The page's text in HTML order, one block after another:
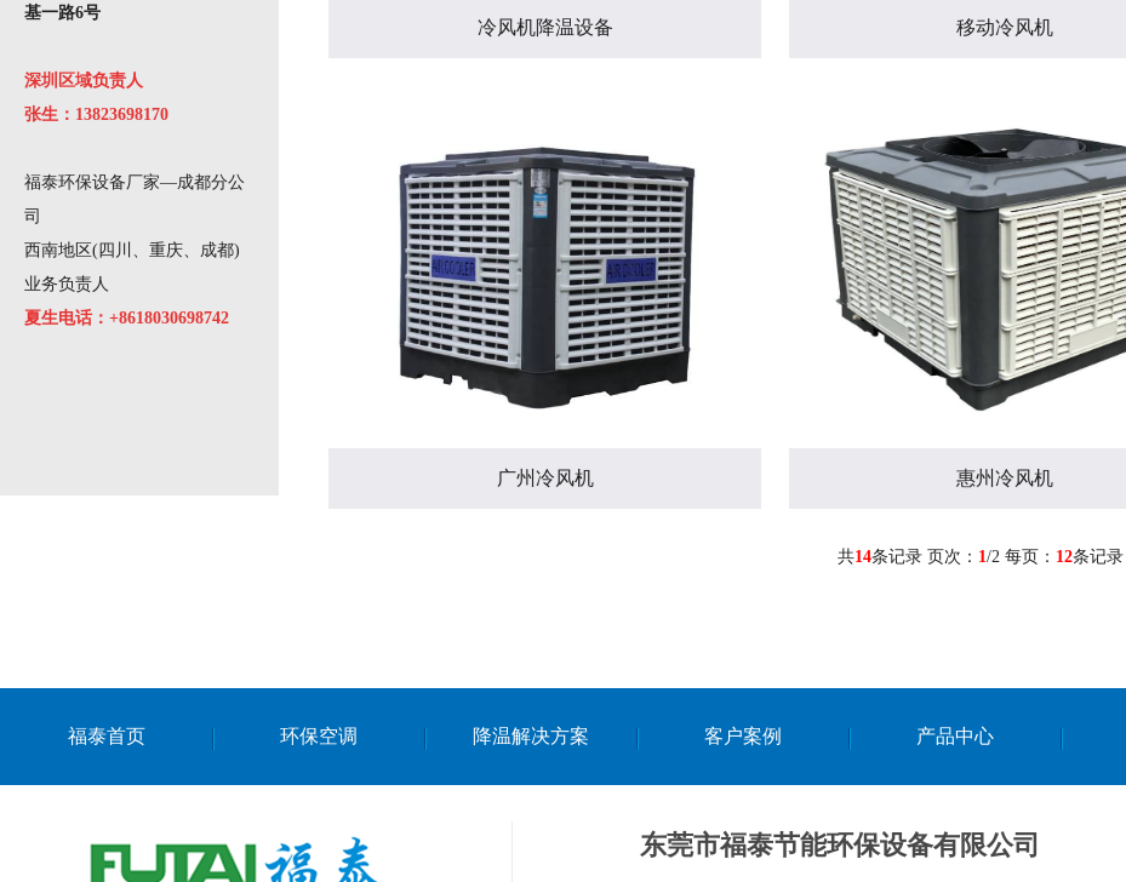
基一路6号
深圳区域负责人
张生：13823698170
福泰环保设备厂家—成都分公
司
西南地区(四川、重庆、成都)
业务负责人
夏生电话：+8618030698742
冷风机降温设备 移动冷风机
广州冷风机 惠州冷风机
共14条记录 页次： 1/2 每页： 12条记录
福泰首页 环保空调 降温解决方案 客户案例 产品中心
东莞市福泰节能环保设备有限公司